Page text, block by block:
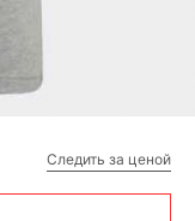
Следить за ценой